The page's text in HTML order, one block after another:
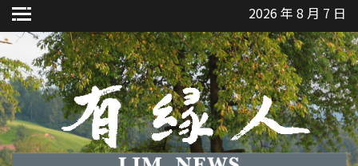
Skip
to
content
2026 年 8 月 7 日